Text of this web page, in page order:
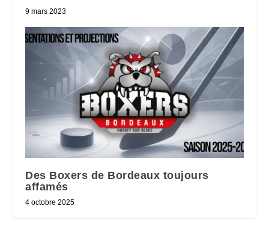
9 mars 2023
Des Boxers de Bordeaux toujours
affamés
4 octobre 2025